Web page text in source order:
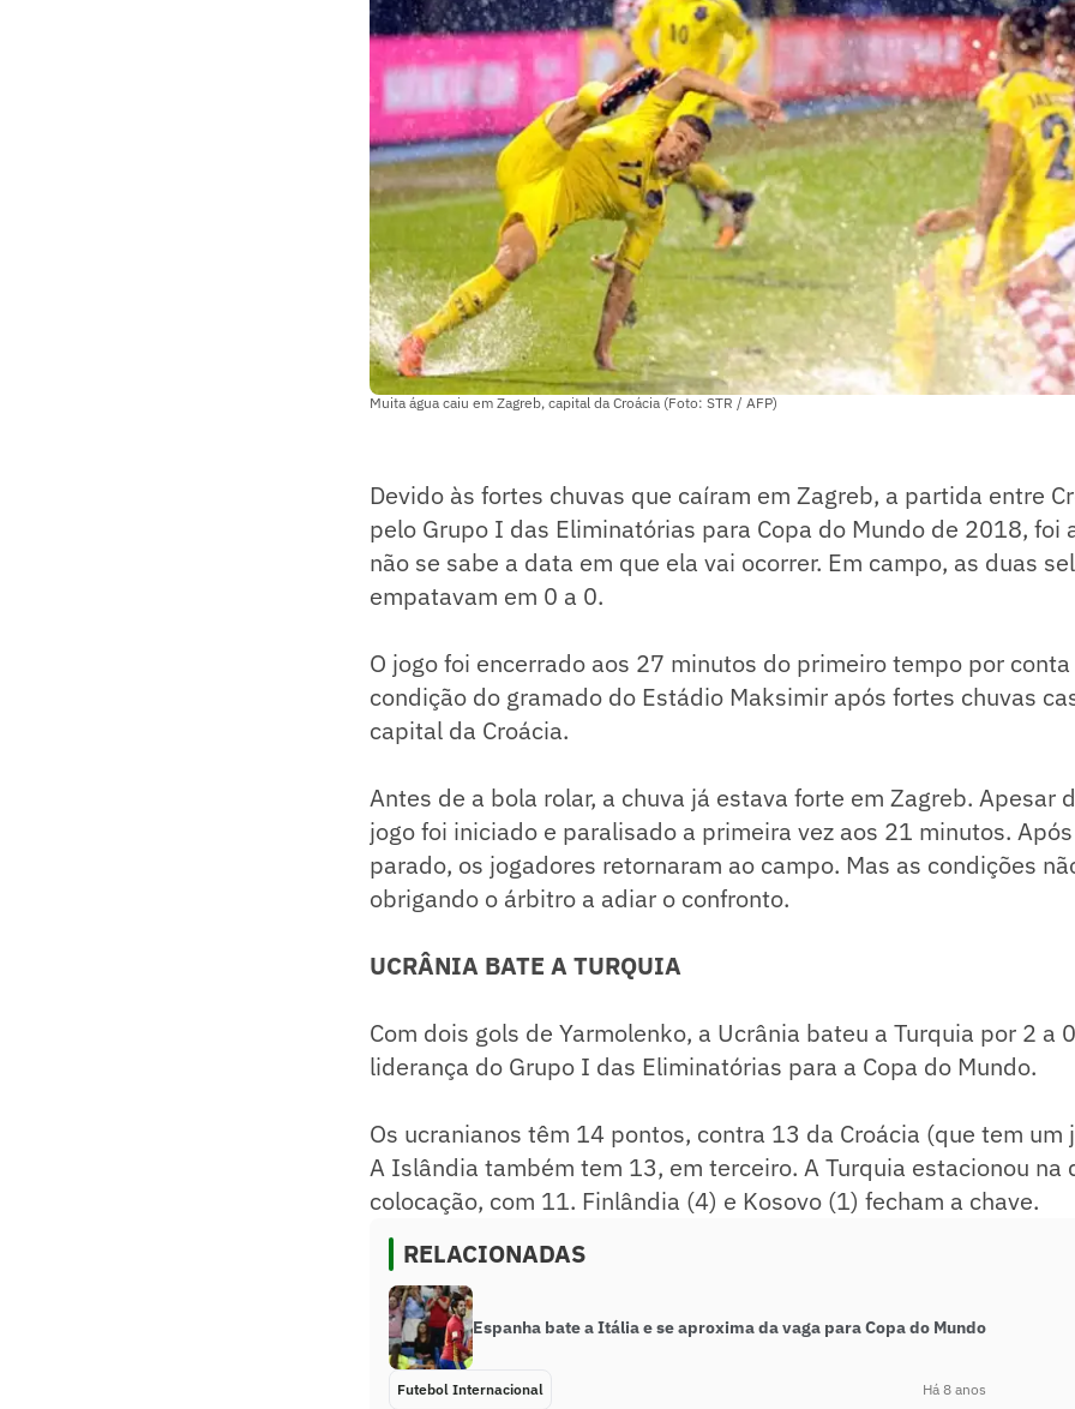
Muita água caiu em Zagreb, capital da Croácia (Foto: STR / AFP)
Devido às fortes chuvas que caíram em Zagreb, a partida entre
pelo Grupo I das Eliminatórias para Copa do Mundo de 2018, foi
não se sabe a data em que ela vai ocorrer. Em campo, as duas
empatavam em 0 a 0.
O jogo foi encerrado aos 27 minutos do primeiro tempo por
condição do gramado do Estádio Maksimir após fortes chuvas
capital da Croácia.
Antes de a bola rolar, a chuva já estava forte em Zagreb. Apesar
jogo foi iniciado e paralisado a primeira vez aos 21 minutos.
parado, os jogadores retornaram ao campo. Mas as condições
obrigando o árbitro a adiar o confronto.
UCRÂNIA BATE A TURQUIA
Com dois gols de Yarmolenko, a Ucrânia bateu a Turquia por 2 a
liderança do Grupo I das Eliminatórias para a Copa do Mundo.
Os ucranianos têm 14 pontos, contra 13 da Croácia (que tem um
A Islândia também tem 13, em terceiro. A Turquia estacionou na
colocação, com 11. Finlândia (4) e Kosovo (1) fecham a chave.
RELACIONADAS
Espanha bate a Itália e se aproxima da vaga para Copa do Mundo
Futebol Internacional Há 8 anos